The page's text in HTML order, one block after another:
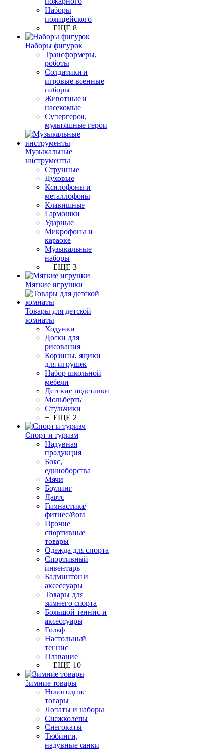
Наборы
полицейского
+ ЕЩЕ 8
Наборы фигурок
Трансформеры,
роботы
Солдатики и
игровые военные
наборы
Животные и
насекомые
Супергерои,
мультяшные герои
Музыкальные
инструменты
Струнные
Духовые
Ксилофоны и
металлофоны
Клавишные
Гармошки
Ударные
Микрофоны и
караоке
Музыкальные
наборы
+ ЕЩЕ 3
Мягкие игрушки
Товары для детской
комнаты
Ходунки
Доски для
рисования
Корзины, ящики
для игрушек
Набор школьной
мебели
Детские подставки
Мольберты
Стульчики
+ ЕЩЕ 2
Спорт и туризм
Надувная
продукция
Бокс,
единоборства
Мячи
Боулинг
Дартс
Гимнастика/
фитнес/йога
Прочие
спортивные
товары
Одежда для спорта
Спортивный
инвентарь
Бадминтон и
аксессуары
Товары для
зимнего спорта
Большой теннис и
аксессуары
Гольф
Настольный
теннис
Плавание
+ ЕЩЕ 10
Зимние товары
Новогодние
товары
Лопаты и наборы
Снежколепы
Снегокаты
Тюбинги,
надувные санки